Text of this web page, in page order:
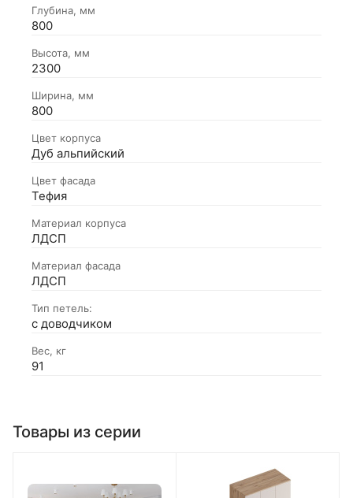
Глубина, мм
800
Высота, мм
2300
Ширина, мм
800
Цвет корпуса
Дуб альпийский
Цвет фасада
Тефия
Материал корпуса
ЛДСП
Материал фасада
ЛДСП
Тип петель:
с доводчиком
Вес, кг
91
Товары из серии